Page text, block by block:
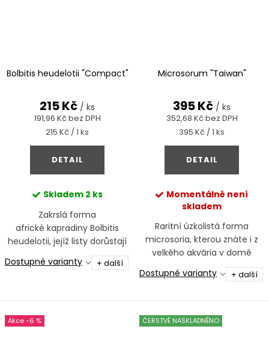
Bolbitis heudelotii "Compact"
191,96 Kč bez DPH
215 Kč / ks
Měrná
cena:
215 Kč / 1 ks
DETAIL
Skladem 2 ks
Zakrslá forma
africké kapradiny Bolbitis
heudelotii, jejíž listy dorůstají
délky 5-15 cm.
Dostupné varianty + další
Microsorum "Taiwan"
352,68 Kč bez DPH
395 Kč / ks
Měrná
cena:
395 Kč / 1 ks
DETAIL
Momentálně není
skladem
Raritní úzkolistá forma
microsoria, kterou znáte i z
velkého akvária v domě
Takashi Amana
Dostupné varianty + další
-6 % ČERSTVĚ NASKLADNĚNO